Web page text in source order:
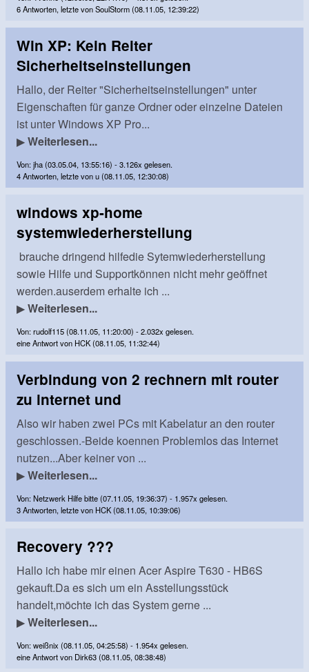
6 Antworten, letzte von SoulStorm (08.11.05, 12:39:22)
Win XP: Kein Reiter
Sicherheitseinstellungen
Hallo, der Reiter "Sicherheitseinstellungen" unter
Eigenschaften für ganze Ordner oder einzelne Dateien
ist unter Windows XP Pro...
▶Weiterlesen...
Von: jha (03.05.04, 13:55:16) - 3.126x gelesen.
4 Antworten, letzte von u (08.11.05, 12:30:08)
windows xp-home
systemwiederherstellung
brauche dringend hilfedie Sytemwiederherstellung
sowie Hilfe und Supportkönnen nicht mehr geöffnet
werden.auserdem erhalte ich ...
▶Weiterlesen...
Von: rudolf115 (08.11.05, 11:20:00) - 2.032x gelesen.
eine Antwort von HCK (08.11.05, 11:32:44)
Verbindung von 2 rechnern mit router
zu internet und
Also wir haben zwei PCs mit Kabelatur an den router
geschlossen.-Beide koennen Problemlos das Internet
nutzen...Aber keiner von ...
▶Weiterlesen...
Von: Netzwerk Hilfe bitte (07.11.05, 19:36:37) - 1.957x gelesen.
3 Antworten, letzte von HCK (08.11.05, 10:39:06)
Recovery ???
Hallo ich habe mir einen Acer Aspire T630 - HB6S
gekauft.Da es sich um ein Asstellungsstück
handelt,möchte ich das System gerne ...
▶Weiterlesen...
Von: weißnix (08.11.05, 04:25:58) - 1.954x gelesen.
eine Antwort von Dirk63 (08.11.05, 08:38:48)